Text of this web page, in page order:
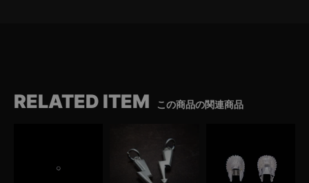
RELATED ITEM この商品の関連商品